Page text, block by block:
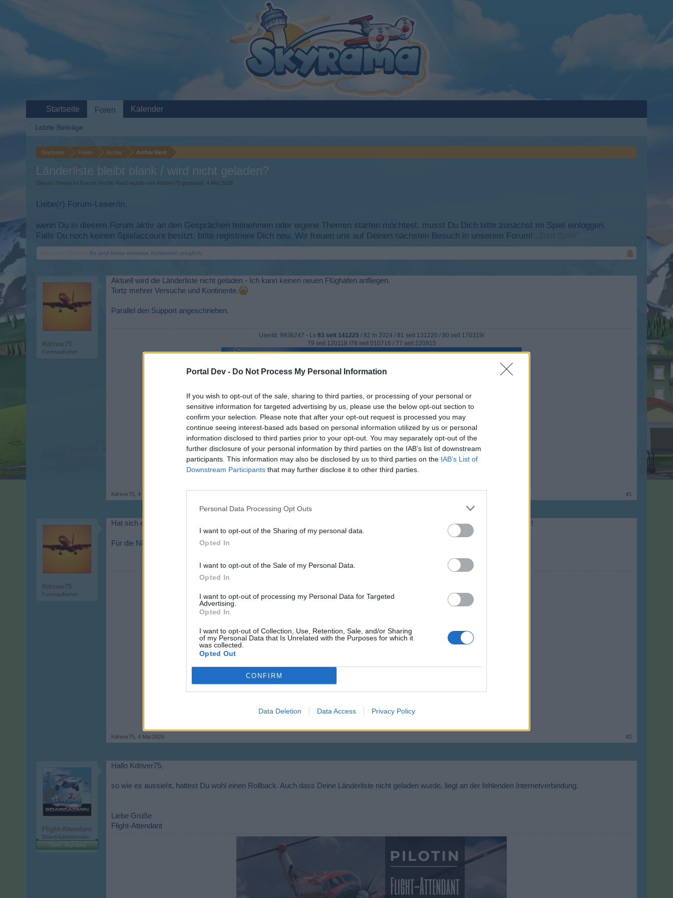
Portal Dev - Do Not Process My Personal Information
If you wish to opt-out of the sale, sharing to third parties, or processing of your personal or
sensitive information for targeted advertising by us, please use the below opt-out section to
confirm your selection. Please note that after your opt-out request is processed you may
continue seeing interest-based ads based on personal information utilized by us or personal
information disclosed to third parties prior to your opt-out. You may separately opt-out of the
further disclosure of your personal information by third parties on the IAB’s list of downstream
participants. This information may also be disclosed by us to third parties on the IAB’s List of
Downstream Participants that may further disclose it to other third parties.
Personal Data Processing Opt Outs
I want to opt-out of the Sharing of my personal data.
Opted In
I want to opt-out of the Sale of my Personal Data.
Opted In
I want to opt-out of processing my Personal Data for Targeted
Advertising.
Opted In
I want to opt-out of Collection, Use, Retention, Sale, and/or Sharing
of my Personal Data that Is Unrelated with the Purposes for which it
was collected.
Opted Out
CONFIRM
Data Deletion Data Access Privacy Policy
Startseite Foren Archiv Archiv Rest
Länderliste bleibt blank / wird nicht geladen?
Dieses Thema im Forum ' Archiv Rest ' wurde von Kdriver75 gestartet, 4 Mai 2026
Liebe(r) Forum-Leser/in,
wenn Du in diesem Forum aktiv an den Gesprächen teilnehmen oder eigene Themen starten möchtest, musst Du Dich bitte zunächst im Spiel einloggen.
Falls Du noch keinen Spielaccount besitzt, bitte registriere Dich neu. Wir freuen uns auf Deinen nächsten Besuch in unserem Forum!
„Zum Spiel“
Es sind keine weiteren Antworten möglich.
Kdriver75
Forenaufseher
Aktuell wird die Länderliste nicht geladen - Ich kann keinen neuen Flüghäfen anfliegen.
Tortz mehrer Versuche und Kontinente.
Parallel den Support angeschrieben.
UserId: 9936247 - Lv:83 seit 141225 / 82 in 2024 / 81 seit 131220 / 80 seit 170319/
79 seit 120118 /78 seit 010716 / 77 seit 220915
leider nicht mehr regelmäßig
Flughafen Standort: Santarem - Amazonas -
Kdriver75 4 Mai 2026 #1
Kdriver75
Forenaufseher
Hat sich erled. - aber dafür würde der Flughafen anscheinend zurückgesetzt - Meine gestarteten Flieger stehen wieder im Hangar!
Für die Nicht-Abfertigung entschuldige ich mich hier bei all meinen Buddys.
leider nicht mehr regelmäßig
Flughafen Standort: Santarem - Amazonas -
Kdriver75 4 Mai 2026 #2
Flight-Attendant
Board Administrator
Team Skyrama
Hallo Kdriver75,
so wie es aussieht, hattest Du wohl einen Rollback. Auch dass Deine Länderliste nicht geladen wurde, liegt an der fehlenden Internetverbindung.
Liebe Grüße
Flight-Attendant
Startseite Foren
Letzte Beiträge
Kalender